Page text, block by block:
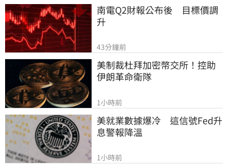
南電Q2財報公布後　目標價調
升
43分鐘前
美制裁杜拜加密幣交所！控助
伊朗革命衛隊
1小時前
美就業數據爆冷　這信號Fed升
息警報降溫
1小時前